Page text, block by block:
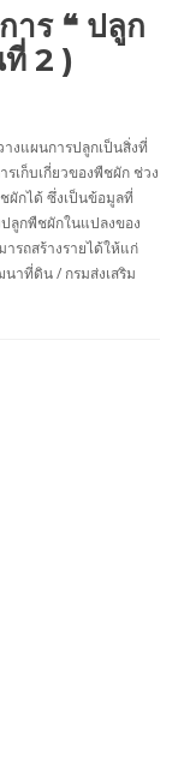
าร ❝ ปลูก
2 )
งแผนการปลูกเป็นสิ่งที่
รเก็บเกี่ยวของพืชผัก ช่วง
ผักได้ ซึ่งเป็นข้อมูลที่
ลูกพืชผักในแปลงของ
รถสร้างรายได้ให้แก่
ที่ดิน / กรมส่งเสริม